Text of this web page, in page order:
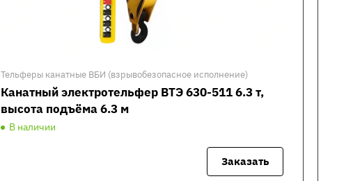
Тельферы канатные ВБИ (взрывобезопасное исполнение)
Канатный электротельфер ВТЭ 630-511 6.3 т,
высота подъёма 6.3 м
В наличии
Заказать